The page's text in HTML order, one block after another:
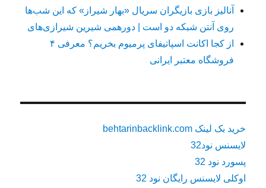
آنالیز بازی بازیگران سریال «بهار شیراز» که این شب‌ها
روی آنتن شبکه دو است | دورهمی شیرین شیرازی‌های
از کجا اکانت اسپاتیفای پرمیوم بخریم؟ معرفی ۴
فروشگاه معتبر ایرانی
خرید بک لینک behtarinbacklink.com
لایسنس نود32
پسورد نود 32
اوکلی لایسنس رایگان نود 32